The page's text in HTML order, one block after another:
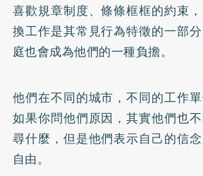
喜歡規章制度、條條框框的約束
換工作是其常見行為特徵的一部
庭也會成為他們的一種負擔。
他們在不同的城市，不同的工作單
如果你問他們原因，其實他們也
尋什麼，但是他們表示自己的信
自由。